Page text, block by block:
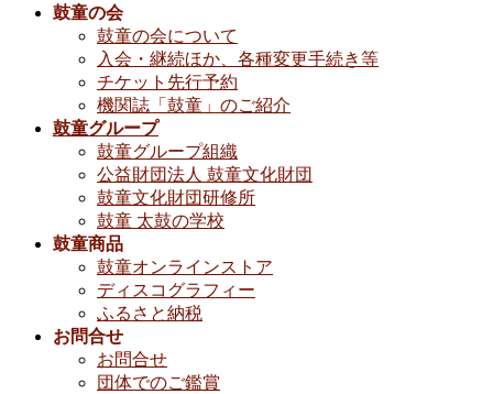
鼓童の会
鼓童の会について
入会・継続ほか、各種変更手続き等
チケット先行予約
機関誌「鼓童」のご紹介
鼓童グループ
鼓童グループ組織
公益財団法人 鼓童文化財団
鼓童文化財団研修所
鼓童 太鼓の学校
鼓童商品
鼓童オンラインストア
ディスコグラフィー
ふるさと納税
お問合せ
お問合せ
団体でのご鑑賞